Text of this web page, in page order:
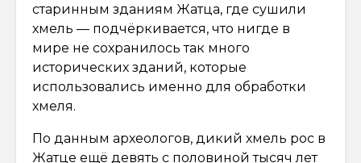
старинным зданиям Жатца, где сушили
хмель — подчёркивается, что нигде в
мире не сохранилось так много
исторических зданий, которые
использовались именно для обработки
хмеля.
По данным археологов, дикий хмель рос в
Жатце ещё девять с половиной тысяч лет